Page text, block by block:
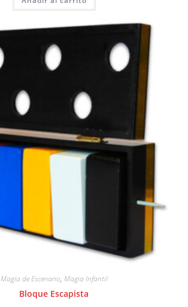
Magia de Escenario, Magia Infantil
Bloque Escapista